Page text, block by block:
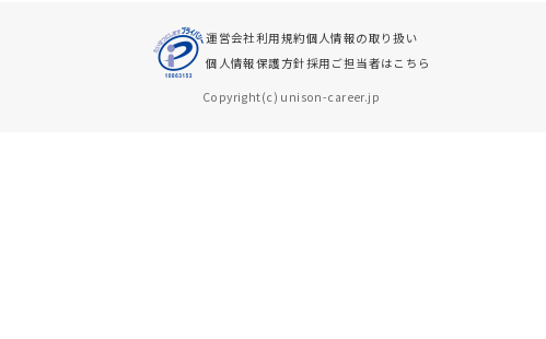
運営会社利用規約個人情報の取り扱い
個人情報保護方針採用ご担当者はこちら
Copyright(c) unison-career.jp